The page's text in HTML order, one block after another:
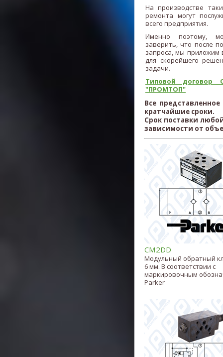
На производстве
ремонта могут
всего предприятия.
Именно поэтому,
заверить, что после
запроса, мы приложим
для скорейшего
задачи.
Типовой
"ПРОМТОП"
Все
кратчайшие сроки.
Срок поставки
зависимости от
CM2DD
Модульный обратный
6 мм. В соответствии с
маркировочным
Parker